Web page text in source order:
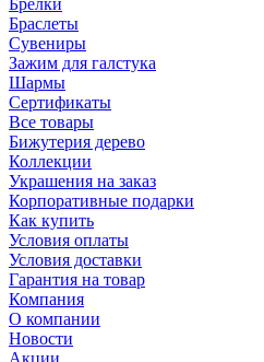
Брелки
Браслеты
Сувениры
Зажим для галстука
Шармы
Сертификаты
Все товары
Бижутерия дерево
Коллекции
Украшения на заказ
Корпоративные подарки
Как купить
Условия оплаты
Условия доставки
Гарантия на товар
Компания
О компании
Новости
Акции